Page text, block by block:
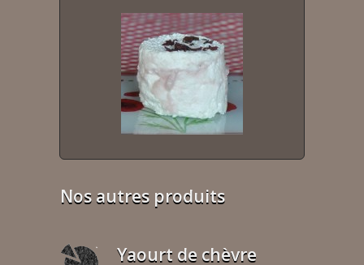
Nos autres produits
Yaourt de chèvre